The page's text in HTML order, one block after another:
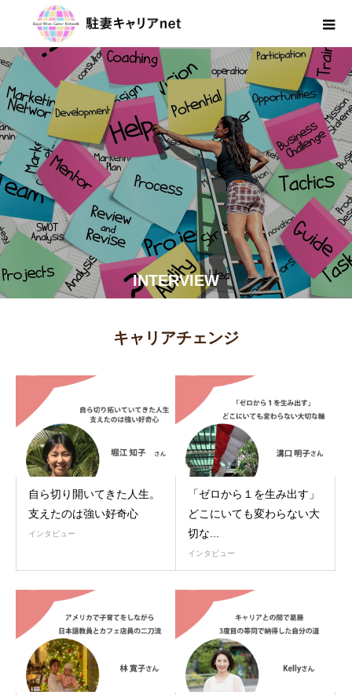
INTERVIEW
キャリアチェンジ
自ら切り開いてきた人生。
支えたのは強い好奇心
インタビュー
「ゼロから１を生み出す」
どこにいても変わらない大
切な...
インタビュー